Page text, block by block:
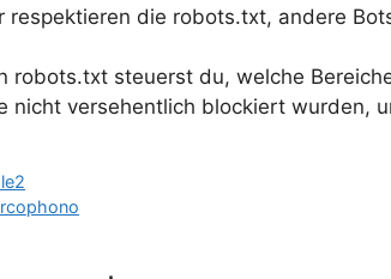
respektieren die robots.txt, andere
robots.txt steuerst du, welche
nicht versehentlich blockiert wurden,